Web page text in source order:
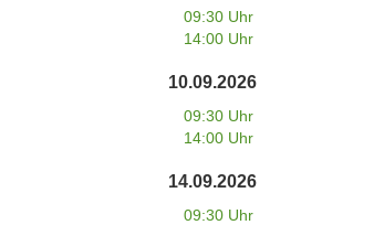
09:30 Uhr
14:00 Uhr
10.09.2026
09:30 Uhr
14:00 Uhr
14.09.2026
09:30 Uhr